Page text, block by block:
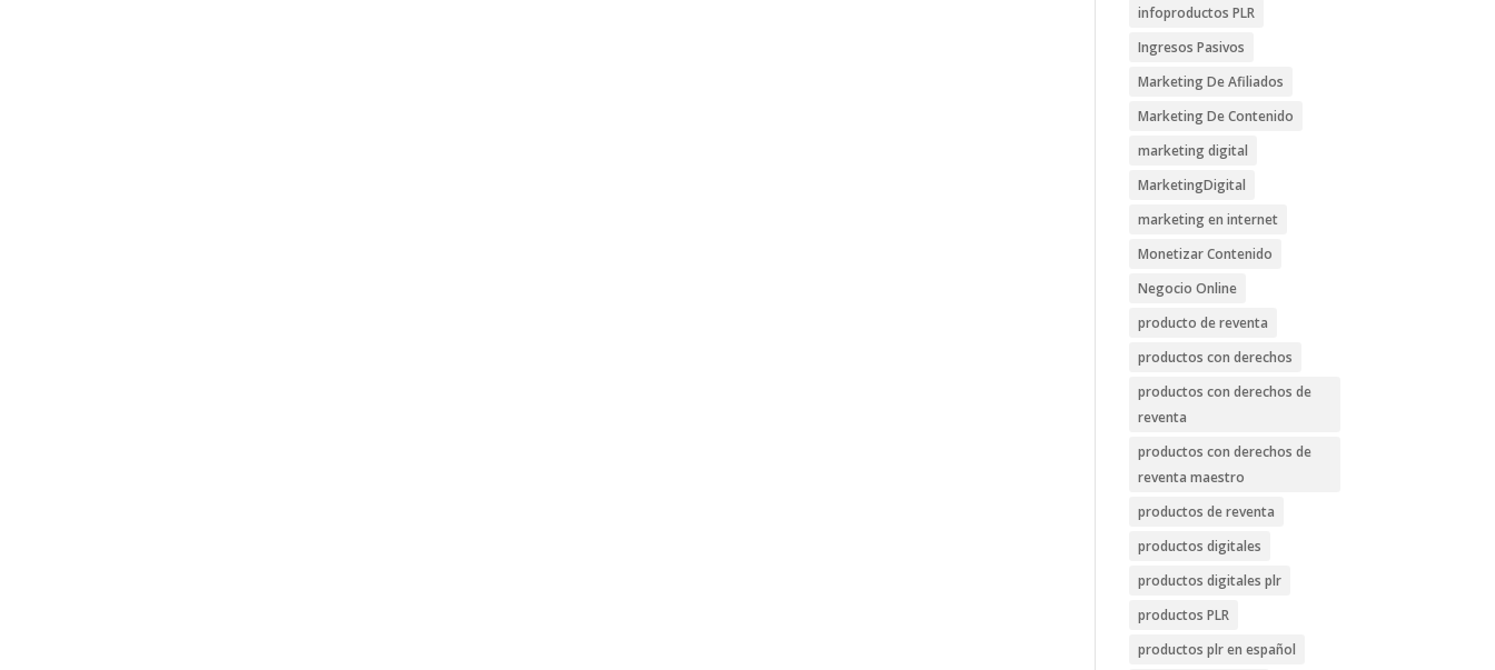
infoproductos PLR
Ingresos Pasivos
Marketing De Afiliados
Marketing De Contenido
marketing digital
MarketingDigital
marketing en internet
Monetizar Contenido
Negocio Online
producto de reventa
productos con derechos
productos con derechos de
reventa
productos con derechos de
reventa maestro
productos de reventa
productos digitales
productos digitales plr
productos PLR
productos plr en español